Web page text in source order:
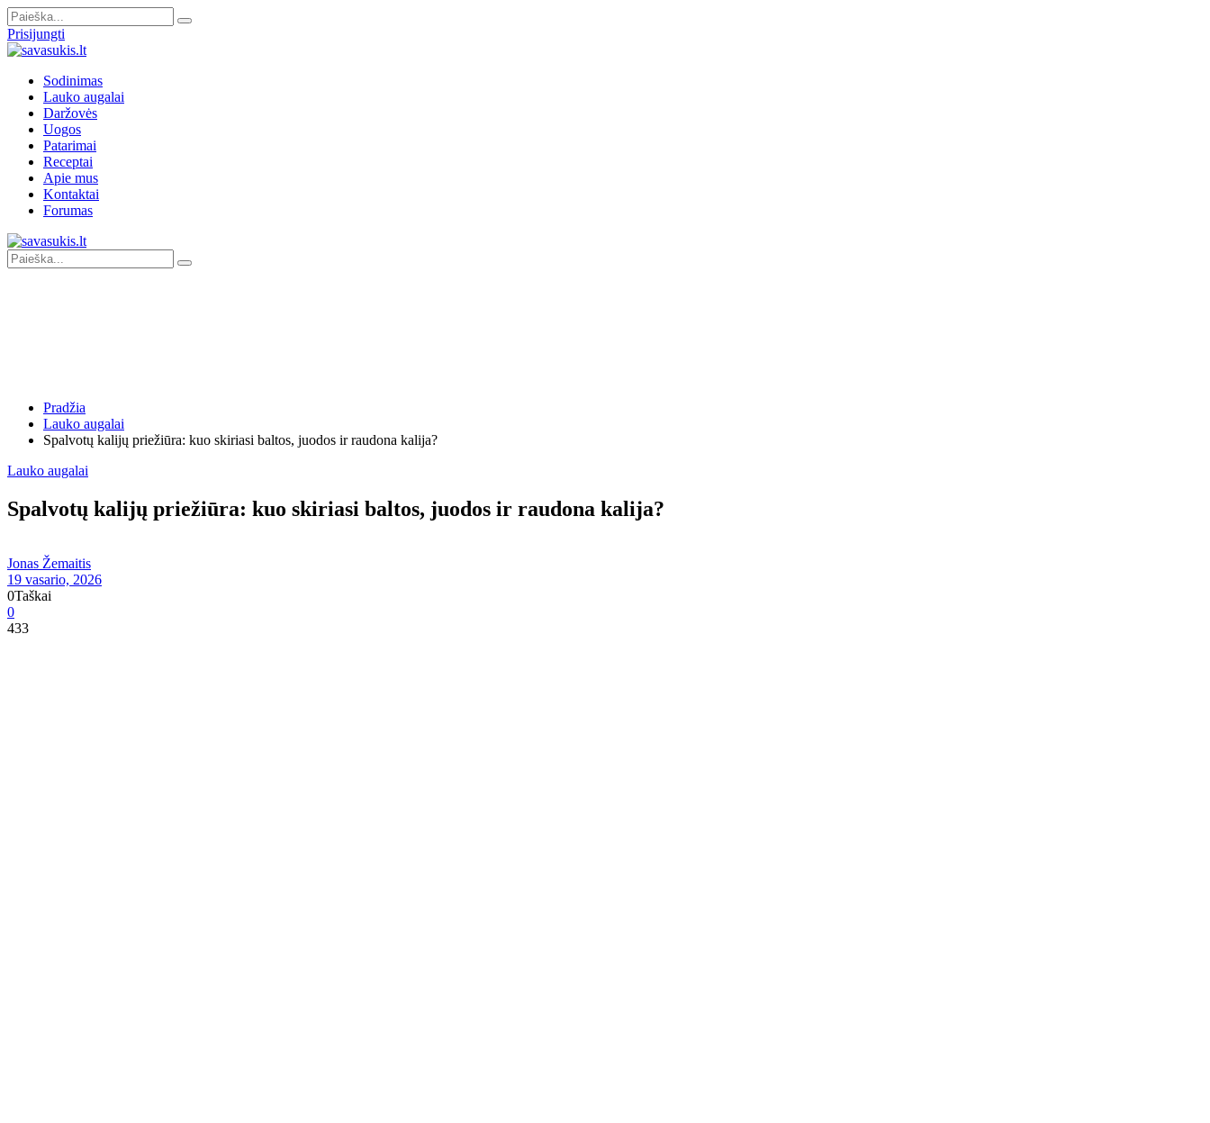
Prisijungti
Sodinimas
Lauko augalai
Daržovės
Uogos
Patarimai
Receptai
Apie mus
Kontaktai
Forumas
Pradžia
Lauko augalai
Spalvotų kalijų priežiūra: kuo skiriasi baltos, juodos ir raudona kalija?
Lauko augalai
Spalvotų kalijų priežiūra: kuo skiriasi baltos, juodos ir raudona kalija?
Jonas Žemaitis
19 vasario, 2026
0Taškai
0
433